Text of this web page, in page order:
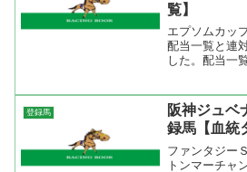
覧】
エプソムカッ
配当一覧と連
した。配当一
は人気が割れ
の年齢を見る
登録馬
阪神ジュベ
録馬【血統
ファンタジー
トンマーチャ